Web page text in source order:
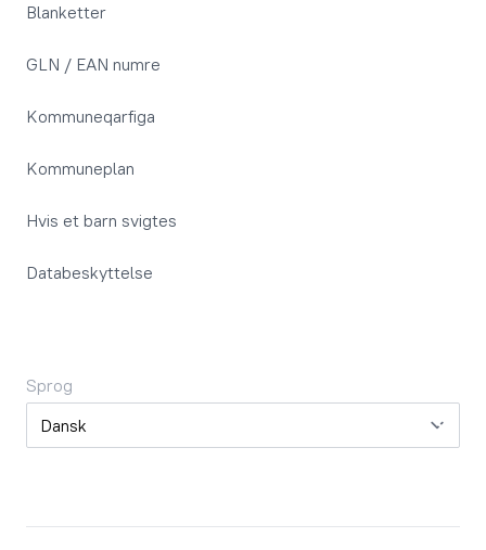
Blanketter
GLN / EAN numre
Kommuneqarfiga
Kommuneplan
Hvis et barn svigtes
Databeskyttelse
Sprog
Sprog